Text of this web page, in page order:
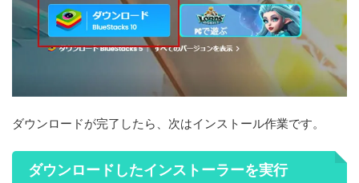
ダウンロードが完了したら、次はインストール作業です。
ダウンロードしたインストーラーを実行